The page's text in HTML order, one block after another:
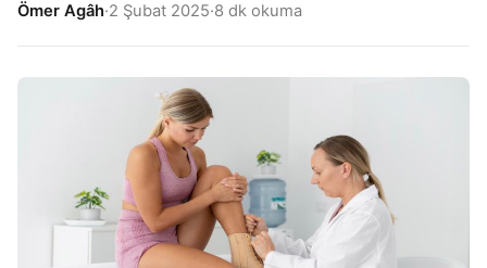
Ömer Agâh·2 Şubat 2025·8 dk okuma